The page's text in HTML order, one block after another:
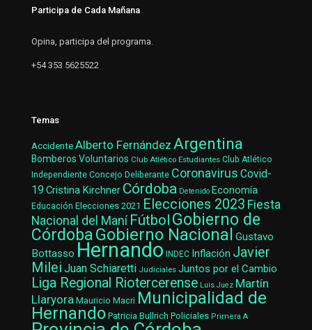
Participa de Cada Mañana
Opina, participa del programa.
+54 353 5625522
Temas
AccidenteAlberto Fernández Argentina
Bomberos Voluntarios Club Atlético Estudiantes Club Atlético
Independiente Concejo Deliberante Coronavirus Covid-
19 Cristina Kirchner Córdoba Detenido Economía
Educación Elecciones 2021 Elecciones 2023 Fiesta
Nacional del Maní Fútbol Gobierno de
CórdobaGobierno Nacional Gustavo
Bottasso Hernando INDEC Inflación Javier
Milei Juan Schiaretti Judiciales Juntos por el Cambio
Liga Regional Riotercerense Luis Juez Martín
Llaryora Mauricio Macri Municipalidad de
Hernando Patricia Bullrich Policiales Primera A